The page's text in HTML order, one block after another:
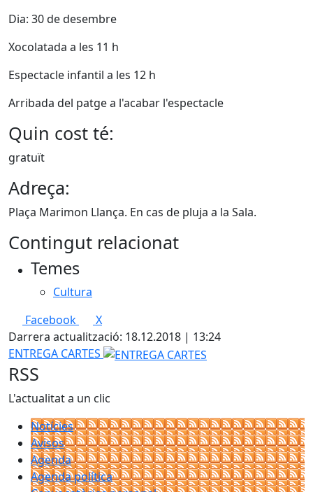
Dia: 30 de desembre
Xocolatada a les 11 h
Espectacle infantil a les 12 h
Arribada del patge a l'acabar l'espectacle
Quin cost té:
gratuït
Adreça:
Plaça Marimon Llança. En cas de pluja a la Sala.
Contingut relacionat
Temes
Cultura
Facebook
X
Darrera actualització: 18.12.2018 | 13:24
ENTREGA CARTES
RSS
L'actualitat a un clic
Notícies
Avisos
Agenda
Agenda política